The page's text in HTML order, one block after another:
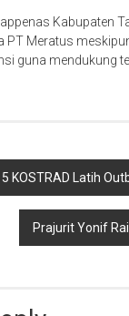
Kabupaten
PT Meratus
guna mendukung
KOSTRAD Latih
Prajurit Yonif